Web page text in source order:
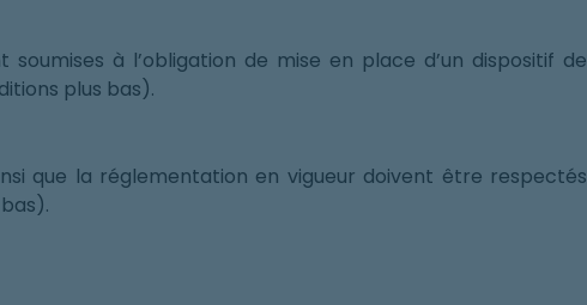
à l’obligation de mise en place d’un dispositif de
plus bas).
que la réglementation en vigueur doivent être respectés